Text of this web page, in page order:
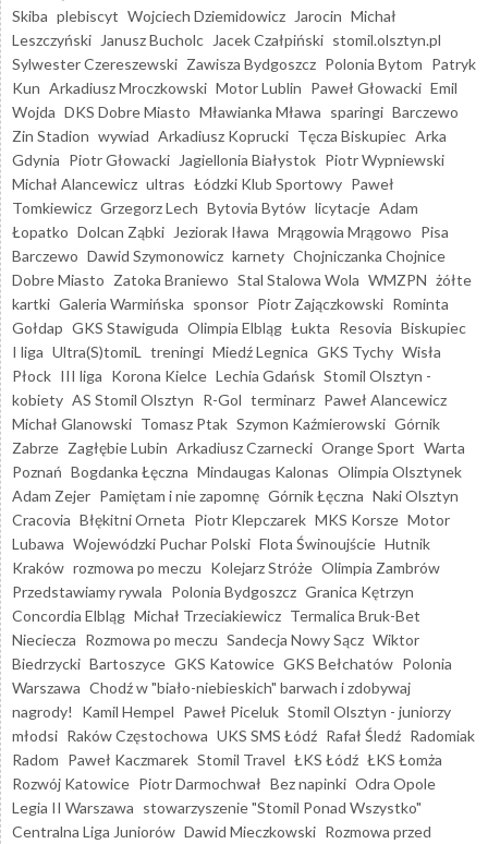
Skiba plebiscyt Wojciech Dziemidowicz Jarocin Michał
Leszczyński
Janusz Bucholc Jacek Czałpiński stomil.olsztyn.pl
Sylwester Czereszewski Zawisza Bydgoszcz Polonia Bytom Patryk
Kun Arkadiusz Mroczkowski Motor Lublin Paweł Głowacki Emil
Wojda DKS Dobre Miasto Mławianka Mława sparingi Barczewo
Zin Stadion wywiad Arkadiusz Koprucki Tęcza Biskupiec Arka
Gdynia Piotr Głowacki Jagiellonia Białystok Piotr Wypniewski
Michał Alancewicz ultras Łódzki Klub Sportowy Paweł
Tomkiewicz Grzegorz Lech Bytovia Bytów licytacje Adam
Łopatko Dolcan Ząbki Jeziorak Iława Mrągowia Mrągowo Pisa
Barczewo Dawid Szymonowicz karnety Chojniczanka Chojnice
Dobre Miasto Zatoka Braniewo Stal Stalowa Wola WMZPN żółte
kartki Galeria Warmińska sponsor Piotr Zajączkowski Rominta
Gołdap GKS Stawiguda Olimpia Elbląg Łukta Resovia Biskupiec
I liga Ultra(S)tomiL treningi Miedź Legnica GKS Tychy Wisła
Płock III liga Korona Kielce Lechia Gdańsk Stomil Olsztyn -
kobiety AS Stomil Olsztyn R-Gol terminarz Paweł Alancewicz
Michał Glanowski Tomasz Ptak Szymon Kaźmierowski Górnik
Zabrze Zagłębie Lubin Arkadiusz Czarnecki Orange Sport Warta
Poznań Bogdanka Łęczna Mindaugas Kalonas Olimpia Olsztynek
Adam Zejer Pamiętam i nie zapomnę Górnik Łęczna Naki Olsztyn
Cracovia Błękitni Orneta Piotr Klepczarek MKS Korsze Motor
Lubawa Wojewódzki Puchar Polski Flota Świnoujście Hutnik
Kraków rozmowa po meczu Kolejarz Stróże Olimpia Zambrów
Przedstawiamy rywala Polonia Bydgoszcz Granica Kętrzyn
Concordia Elbląg Michał Trzeciakiewicz Termalica Bruk-Bet
Nieciecza Rozmowa po meczu Sandecja Nowy Sącz Wiktor
Biedrzycki Bartoszyce GKS Katowice GKS Bełchatów Polonia
Warszawa Chodź w "biało-niebieskich" barwach i zdobywaj
nagrody!
Kamil Hempel Paweł Piceluk Stomil Olsztyn - juniorzy
młodsi Raków Częstochowa UKS SMS Łódź Rafał Śledź Radomiak
Radom Paweł Kaczmarek Stomil Travel ŁKS Łódź ŁKS Łomża
Rozwój Katowice Piotr Darmochwał Bez napinki Odra Opole
Legia II Warszawa stowarzyszenie "Stomil Ponad Wszystko"
Centralna Liga Juniorów Dawid Mieczkowski Rozmowa przed